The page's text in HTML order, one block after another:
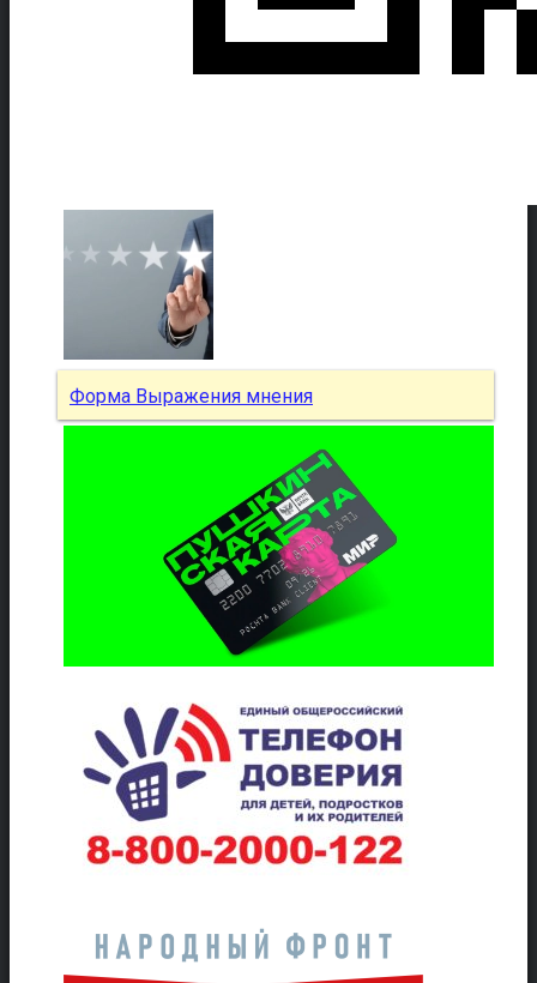
Форма Выражения мнения